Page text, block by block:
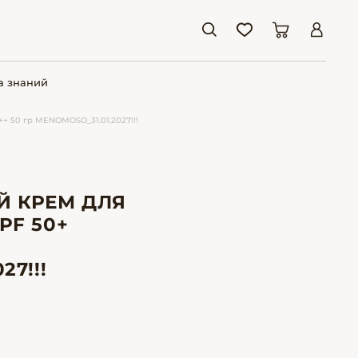
знаний
гр MENOMOSO_31.01.2027!!!
КРЕМ ДЛЯ
50+